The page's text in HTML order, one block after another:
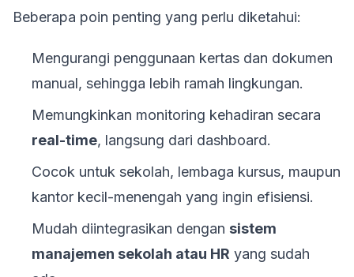
Beberapa poin penting yang perlu diketahui:
Mengurangi penggunaan kertas dan dokumen
manual, sehingga lebih ramah lingkungan.
Memungkinkan monitoring kehadiran secara
real-time, langsung dari dashboard.
Cocok untuk sekolah, lembaga kursus, maupun
kantor kecil-menengah yang ingin efisiensi.
Mudah diintegrasikan dengan sistem
manajemen sekolah atau HR yang sudah